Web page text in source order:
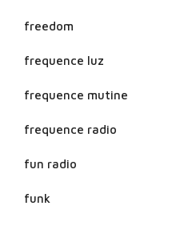
freedom
frequence luz
frequence mutine
frequence radio
fun radio
funk